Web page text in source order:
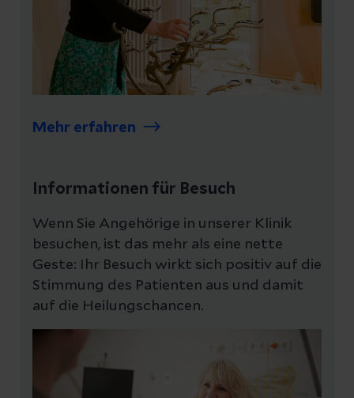
Mehr erfahren
Informationen für Besuch
Wenn Sie Angehörige in unserer Klinik
besuchen, ist das mehr als eine nette
Geste: Ihr Besuch wirkt sich positiv auf die
Stimmung des Patienten aus und damit
auf die Heilungschancen.